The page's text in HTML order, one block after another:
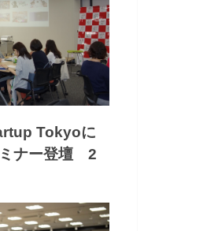
Tokyoに
ミナー登壇 2